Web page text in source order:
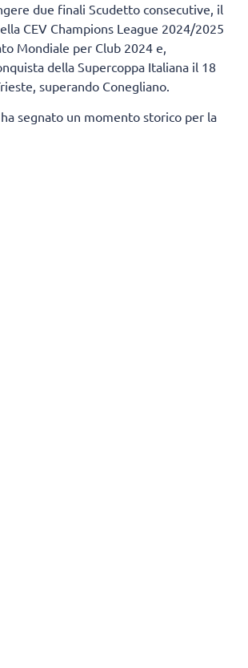
due finali Scudetto consecutive, il
CEV Champions League 2024/2025
Mondiale per Club 2024 e,
della Supercoppa Italiana il 18
superando Conegliano.
ha segnato un momento storico per la